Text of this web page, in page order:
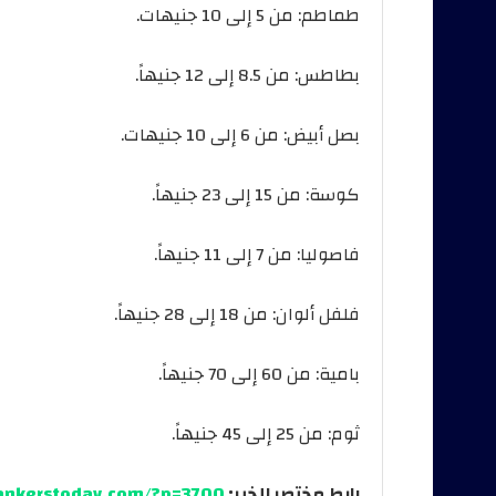
طماطم: من 5 إلى 10 جنيهات.
بطاطس: من 8.5 إلى 12 جنيهاً.
بصل أبيض: من 6 إلى 10 جنيهات.
كوسة: من 15 إلى 23 جنيهاً.
فاصوليا: من 7 إلى 11 جنيهاً.
فلفل ألوان: من 18 إلى 28 جنيهاً.
بامية: من 60 إلى 70 جنيهاً.
ثوم: من 25 إلى 45 جنيهاً.